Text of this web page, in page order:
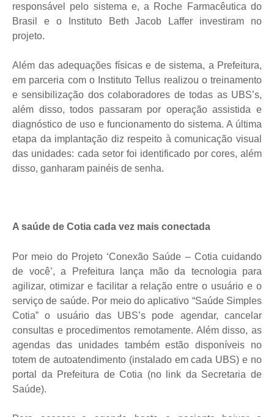
responsável pelo sistema e, a Roche Farmacêutica do
Brasil e o Instituto Beth Jacob Laffer investiram no
projeto.
Além das adequações físicas e de sistema, a Prefeitura,
em parceria com o Instituto Tellus realizou o treinamento
e sensibilização dos colaboradores de todas as UBS’s,
além disso, todos passaram por operação assistida e
diagnóstico de uso e funcionamento do sistema. A última
etapa da implantação diz respeito à comunicação visual
das unidades: cada setor foi identificado por cores, além
disso, ganharam painéis de senha.
A saúde de Cotia cada vez mais conectada
Por meio do Projeto ‘Conexão Saúde – Cotia cuidando
de você’, a Prefeitura lança mão da tecnologia para
agilizar, otimizar e facilitar a relação entre o usuário e o
serviço de saúde. Por meio do aplicativo “Saúde Simples
Cotia” o usuário das UBS’s pode agendar, cancelar
consultas e procedimentos remotamente. Além disso, as
agendas das unidades também estão disponíveis no
totem de autoatendimento (instalado em cada UBS) e no
portal da Prefeitura de Cotia (no link da Secretaria de
Saúde).